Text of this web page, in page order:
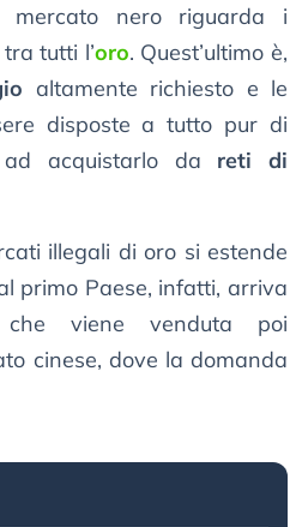
mercato nero riguarda i
tutti l’oro. Quest’ultimo è,
altamente richiesto e le
disposte a tutto pur di
ad acquistarlo da reti di
illegali di oro si estende
primo Paese, infatti, arriva
viene venduta poi
cinese, dove la domanda